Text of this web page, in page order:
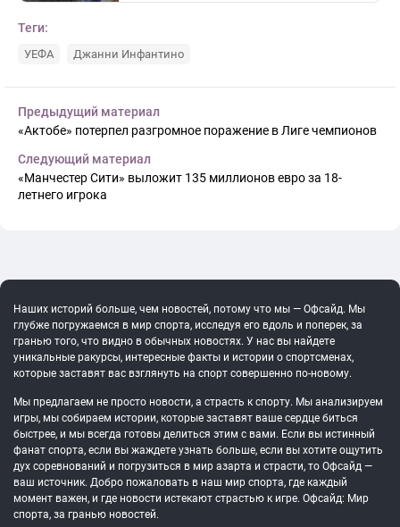
Теги:
УЕФА Джанни Инфантино
Предыдущий материал
«Актобе» потерпел разгромное поражение в Лиге чемпионов
Следующий материал
«Манчестер Сити» выложит 135 миллионов евро за 18-
летнего игрока
Наших историй больше, чем новостей, потому что мы — Офсайд. Мы
глубже погружаемся в мир спорта, исследуя его вдоль и поперек, за
гранью того, что видно в обычных новостях. У нас вы найдете
уникальные ракурсы, интересные факты и истории о спортсменах,
которые заставят вас взглянуть на спорт совершенно по-новому.
Мы предлагаем не просто новости, а страсть к спорту. Мы анализируем
игры, мы собираем истории, которые заставят ваше сердце биться
быстрее, и мы всегда готовы делиться этим с вами. Если вы истинный
фанат спорта, если вы жаждете узнать больше, если вы хотите ощутить
дух соревнований и погрузиться в мир азарта и страсти, то Офсайд —
ваш источник. Добро пожаловать в наш мир спорта, где каждый
момент важен, и где новости истекают страстью к игре. Офсайд: Мир
спорта, за гранью новостей.